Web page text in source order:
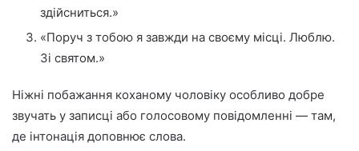
здійсниться.»
«Поруч з тобою я завжди на своєму місці. Люблю.
Зі святом.»
Ніжні побажання коханому чоловіку особливо добре
звучать у записці або голосовому повідомленні — там,
де інтонація доповнює слова.